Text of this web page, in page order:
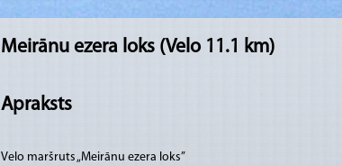
Meirānu ezera loks (Velo 11.1 km)
Apraksts
Velo maršruts „Meirānu ezera loks”